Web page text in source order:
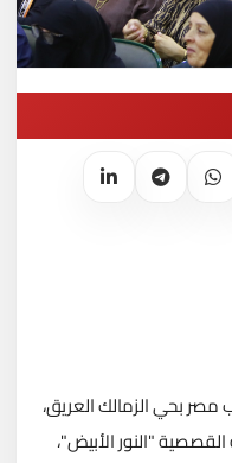
مصر بحي الزمالك العريق،
"النور الأبيض"،